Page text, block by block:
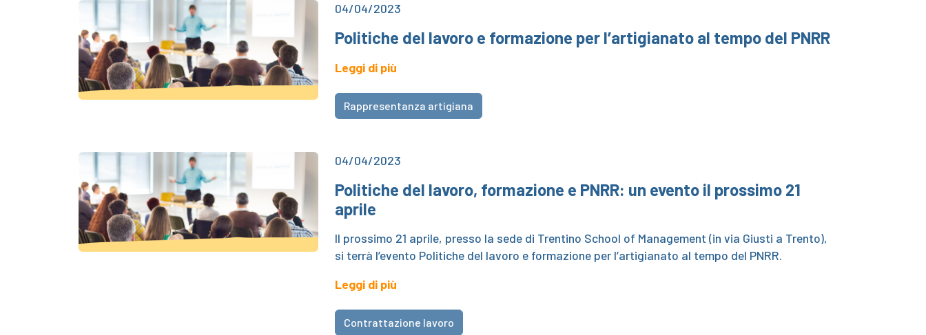
04/04/2023
Politiche del lavoro e formazione per l’artigianato al tempo del PNRR
Leggi di più
Rappresentanza artigiana
04/04/2023
Politiche del lavoro, formazione e PNRR: un evento il prossimo 21
aprile
Il prossimo 21 aprile, presso la sede di Trentino School of Management (in via Giusti a Trento),
si terrà l’evento Politiche del lavoro e formazione per l’artigianato al tempo del PNRR.
Leggi di più
Contrattazione lavoro